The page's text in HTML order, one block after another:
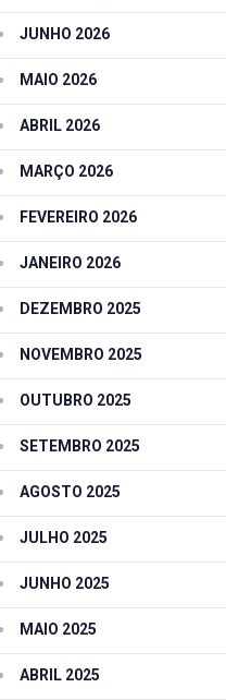
JUNHO 2026
MAIO 2026
ABRIL 2026
MARÇO 2026
FEVEREIRO 2026
JANEIRO 2026
DEZEMBRO 2025
NOVEMBRO 2025
OUTUBRO 2025
SETEMBRO 2025
AGOSTO 2025
JULHO 2025
JUNHO 2025
MAIO 2025
ABRIL 2025